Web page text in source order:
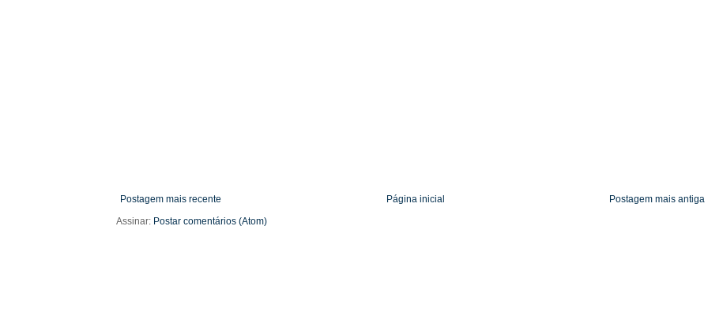
Postagem mais recente Postagem mais antiga
Página inicial
Assinar: Postar comentários (Atom)